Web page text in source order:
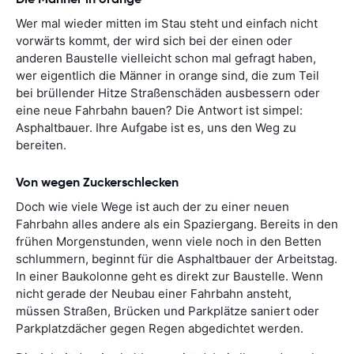
Wer mal wieder mitten im Stau steht und einfach nicht
vorwärts kommt, der wird sich bei der einen oder
anderen Baustelle vielleicht schon mal gefragt haben,
wer eigentlich die Männer in orange sind, die zum Teil
bei brüllender Hitze Straßenschäden ausbessern oder
eine neue Fahrbahn bauen? Die Antwort ist simpel:
Asphaltbauer. Ihre Aufgabe ist es, uns den Weg zu
bereiten.
Von wegen Zuckerschlecken
Doch wie viele Wege ist auch der zu einer neuen
Fahrbahn alles andere als ein Spaziergang. Bereits in den
frühen Morgenstunden, wenn viele noch in den Betten
schlummern, beginnt für die Asphaltbauer der Arbeitstag.
In einer Baukolonne geht es direkt zur Baustelle. Wenn
nicht gerade der Neubau einer Fahrbahn ansteht,
müssen Straßen, Brücken und Parkplätze saniert oder
Parkplatzdächer gegen Regen abgedichtet werden.